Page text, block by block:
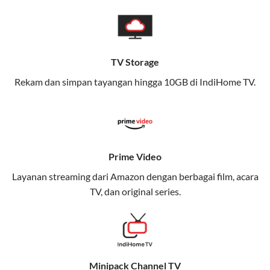
memungkinkan Anda menikmati internet cepat baik
di rumah maupun saat bepergian.
Dengan Telkomsel One, Anda tidak terikat pada satu
teknologi jaringan tertentu, sehingga bisa menikmati
Keunggulan Telkomsel One
Nikmati kecepatan internet super cepat untuk
streaming, gaming, dan bekerja dari rumah.
Memudahkan Anda dalam mengelola jaringan dan
meningkatkan keamanan.
Kuota Keluarga
TV Storage
Rekam dan simpan tayangan hingga 10GB di IndiHome TV.
Prime Video
Layanan streaming dari Amazon dengan berbagai film, acara
TV, dan original series.
Minipack Channel TV